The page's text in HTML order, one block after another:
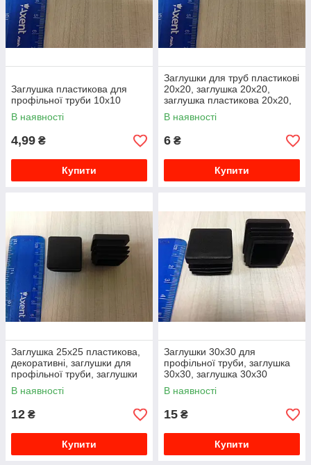
Заглушка пластикова для
профільної труби 10х10
В наявності
4,99 ₴
Купити
Заглушки для труб пластикові
20х20, заглушка 20х20,
заглушка пластикова 20х20,
декоративні, пластикові
В наявності
6 ₴
Купити
Заглушка 25х25 пластикова,
декоративні, заглушки для
профільної труби, заглушки
квадратні
В наявності
12 ₴
Купити
Заглушки 30х30 для
профільної труби, заглушка
30х30, заглушка 30х30
пластикова
В наявності
15 ₴
Купити